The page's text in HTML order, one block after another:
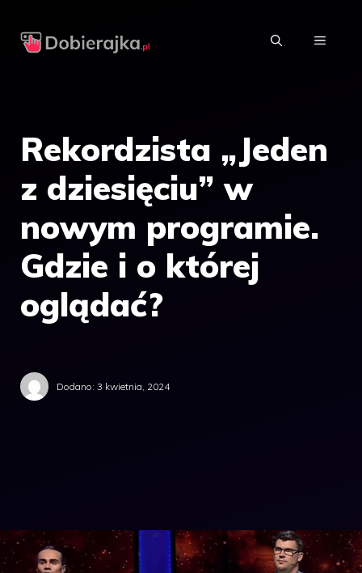
MENU
Rekordzista „Jeden
z dziesięciu” w
nowym programie.
Gdzie i o której
oglądać?
Dodano: 3 kwietnia, 2024